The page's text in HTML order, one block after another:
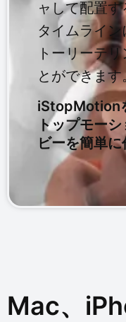
ャして配置
タイムライ
トーリーテ
とができます
iStopMotion
トップモー
ビーを簡単
Mac、